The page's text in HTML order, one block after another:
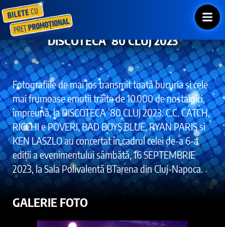
DISCOTECA ‘80 CLUJ 2023
Fotografiile de mai jos transmit toată bucuria și cele
mai frumoase emoții trăite de 10.000 de nostalgici,
împreună, la DISCOTECA ’80 CLUJ 2023. C.C. CATCH,
RICCHI e POVERI, BAD BOYS BLUE, RYAN PARIS și
KEN LASZLO au concertat în cadrul celei de-a 6-a
ediții a evenimentului sâmbătă, 16 SEPTEMBRIE
2023, la Sala Polivalentă BTarena din Cluj-Napoca.
GALERIE FOTO